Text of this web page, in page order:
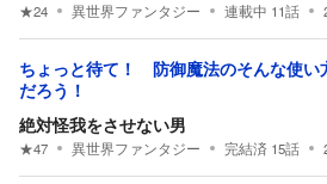
★24 異世界ファンタジー 連載中 11話
ちょっと待て！ 防御魔法のそんな使い
だろう！
絶対怪我をさせない男
★47 異世界ファンタジー 完結済 15話